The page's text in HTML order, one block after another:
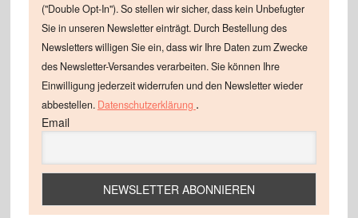
("Double Opt-In"). So stellen wir sicher, dass kein Unbefugter
Sie in unseren Newsletter einträgt. Durch Bestellung des
Newsletters willigen Sie ein, dass wir Ihre Daten zum Zwecke
des Newsletter-Versandes verarbeiten. Sie können Ihre
Einwilligung jederzeit widerrufen und den Newsletter wieder
abbestellen. Datenschutzerklärung .
Email